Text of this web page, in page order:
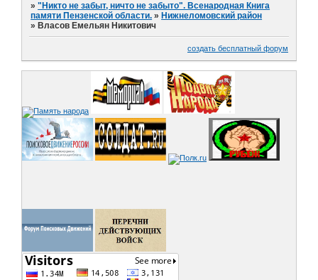
»"Никто не забыт, ничто не забыто". Всенародная Книга
памяти Пензенской области. » Нижнеломовский район
» Власов Емельян Никитович
создать бесплатный форум